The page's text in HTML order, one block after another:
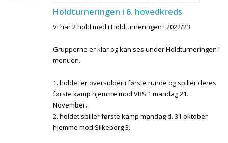
Holdturneringen i 6. hovedkreds
Vi har 2 hold med i Holdturneringen i 2022/23.
Grupperne er klar og kan ses under Holdturneringen i
menuen.
1. holdet er oversidder i første runde og spiller deres
første kamp hjemme mod VRS 1 mandag 21.
November.
2. holdet spiller første kamp mandag d. 31 oktober
hjemme mod Silkeborg 3.